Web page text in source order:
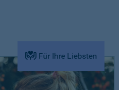
Für Ihre Liebsten